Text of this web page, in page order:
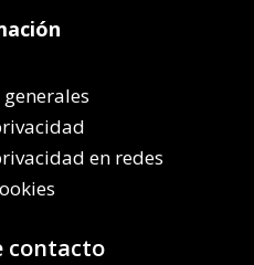
en redes
contacto